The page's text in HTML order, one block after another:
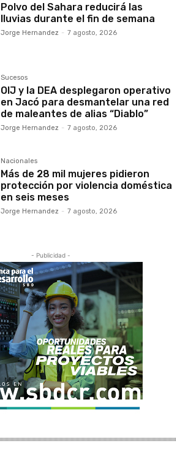
Polvo del Sahara reducirá las
lluvias durante el fin de semana
Jorge Hernandez - 7 agosto, 2026
Sucesos
OIJ y la DEA desplegaron operativo
en Jacó para desmantelar una red
de maleantes de alias “Diablo”
Jorge Hernandez - 7 agosto, 2026
Nacionales
Más de 28 mil mujeres pidieron
protección por violencia doméstica
en seis meses
Jorge Hernandez - 7 agosto, 2026
- Publicidad -